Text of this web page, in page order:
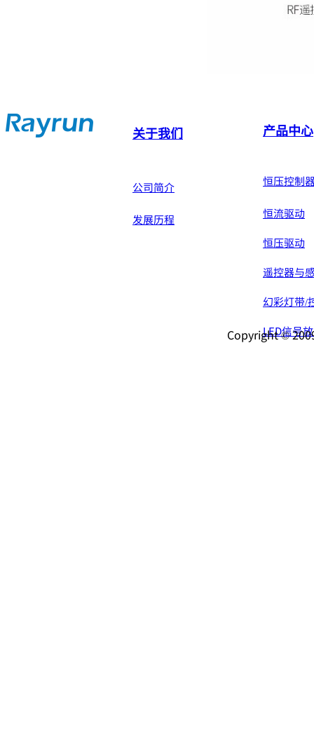
涂鸦 NT10
关于我们
公司简介
发展历程
产品中心
恒压控制
恒流驱动
恒压驱动
遥控器与
幻彩灯带/
LED信号
Copyright ©